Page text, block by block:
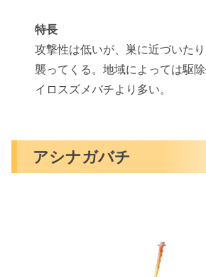
特長
攻撃性は低いが、巣に近づいた
襲ってくる。地域によっては駆
イロスズメバチより多い。
アシナガバチ